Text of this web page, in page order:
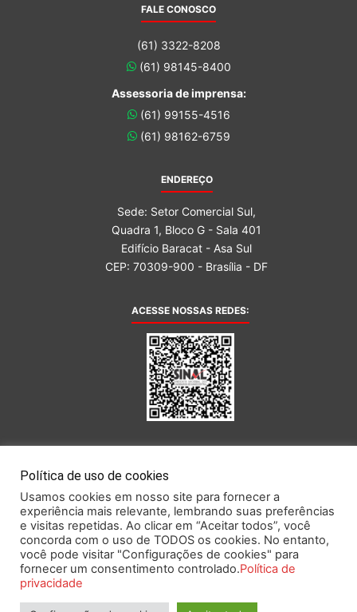
FALE CONOSCO
(61) 3322-8208
(61) 98145-8400
Assessoria de imprensa:
(61) 99155-4516
(61) 98162-6759
ENDEREÇO
Sede: Setor Comercial Sul,
Quadra 1, Bloco G - Sala 401
Edifício Baracat - Asa Sul
CEP: 70309-900 - Brasília - DF
ACESSE NOSSAS REDES:
Este portal obedece às prescrições da Lei Geral de Proteção de Dados.
Política de uso de cookies
Usamos cookies em nosso site para fornecer a
experiência mais relevante, lembrando suas preferências
e visitas repetidas. Ao clicar em “Aceitar todos”, você
concorda com o uso de TODOS os cookies. No entanto,
você pode visitar "Configurações de cookies" para
fornecer um consentimento controlado.Política de
privacidade